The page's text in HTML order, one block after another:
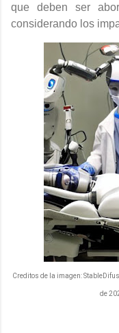
que deben ser
considerando los
Creditos de la imagen:
de